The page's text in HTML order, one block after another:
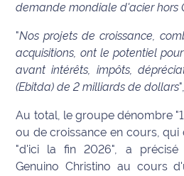
Fil
rouge
Maritima
L'anecdote
de Jeff
C'est
club
demande mondiale d'acier hors
"Nos projets de croissance,
acquisitions, ont le potentiel
avant intérêts, impôts,
(Ebitda) de 2 milliards de dollars
Au total, le groupe dénombre
ou de croissance en cours, qui
"d'ici la fin 2026", a précisé
Genuino Christino au cours